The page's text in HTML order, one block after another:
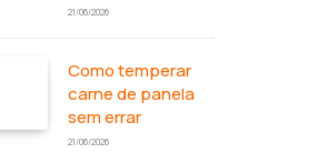
21/06/2026
Como temperar
carne de panela
sem errar
21/06/2026